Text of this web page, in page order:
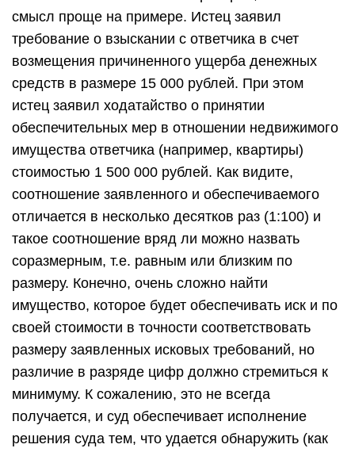
смысл проще на примере. Истец заявил
требование о взыскании с ответчика в счет
возмещения причиненного ущерба денежных
средств в размере 15 000 рублей. При этом
истец заявил ходатайство о принятии
обеспечительных мер в отношении недвижимого
имущества ответчика (например, квартиры)
стоимостью 1 500 000 рублей. Как видите,
соотношение заявленного и обеспечиваемого
отличается в несколько десятков раз (1:100) и
такое соотношение вряд ли можно назвать
соразмерным, т.е. равным или близким по
размеру. Конечно, очень сложно найти
имущество, которое будет обеспечивать иск и по
своей стоимости в точности соответствовать
размеру заявленных исковых требований, но
различие в разряде цифр должно стремиться к
минимуму. К сожалению, это не всегда
получается, и суд обеспечивает исполнение
решения суда тем, что удается обнаружить (как